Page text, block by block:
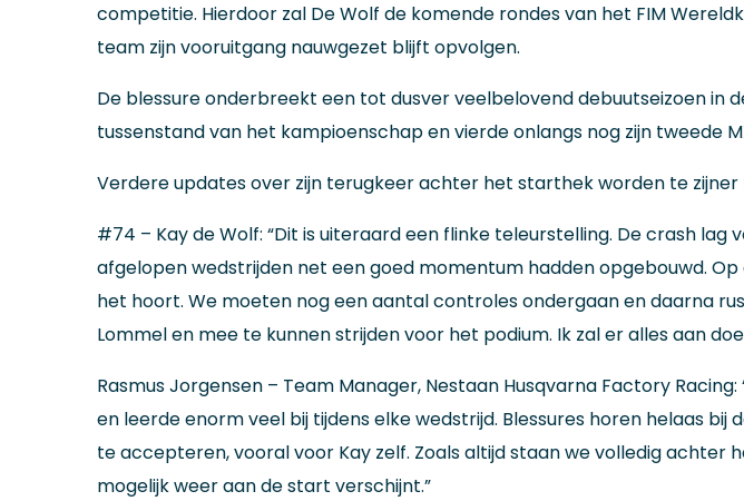
competitie. Hierdoor zal De Wolf de komende rondes van het FIM
team zijn vooruitgang nauwgezet blijft opvolgen.
De blessure onderbreekt een tot dusver veelbelovend debuutseizoen in
tussenstand van het kampioenschap en vierde onlangs nog zijn tweede
Verdere updates over zijn terugkeer achter het starthek worden te
#74 – Kay de Wolf: “Dit is uiteraard een flinke teleurstelling. De crash
afgelopen wedstrijden net een goed momentum hadden opgebouwd.
het hoort. We moeten nog een aantal controles ondergaan en daarna
Lommel en mee te kunnen strijden voor het podium. Ik zal er alles aan
Rasmus Jorgensen – Team Manager, Nestaan Husqvarna Factory
en leerde enorm veel bij tijdens elke wedstrijd. Blessures horen helaas
te accepteren, vooral voor Kay zelf. Zoals altijd staan we volledig achter
mogelijk weer aan de start verschijnt.”